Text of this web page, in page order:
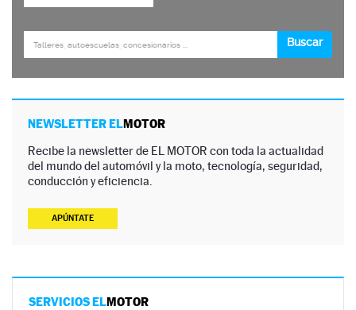
NEWSLETTER ELMOTOR
Recibe la newsletter de EL MOTOR con toda la actualidad
del mundo del automóvil y la moto, tecnología, seguridad,
conducción y eficiencia.
APÚNTATE
SERVICIOS ELMOTOR